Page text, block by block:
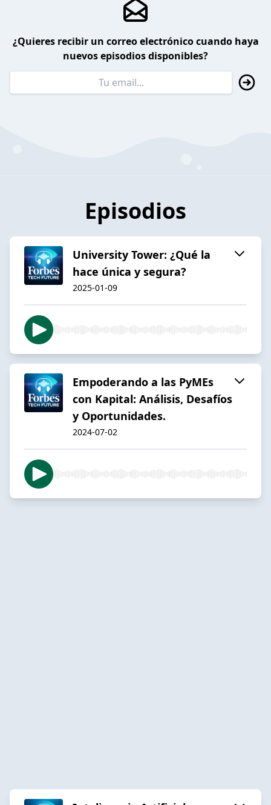
¿Quieres recibir un correo electrónico cuando haya
nuevos episodios disponibles?
Episodios
University Tower: ¿Qué la
hace única y segura?
2025-01-09
Empoderando a las PyMEs
con Kapital: Análisis, Desafíos
y Oportunidades.
2024-07-02